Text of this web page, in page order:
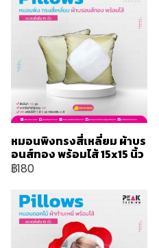
หมอนพิงทรงสี่เหลี่ยม ผ้าบร
อนส์ทอง พร้อมไส้ 15x15 นิ้ว
฿180